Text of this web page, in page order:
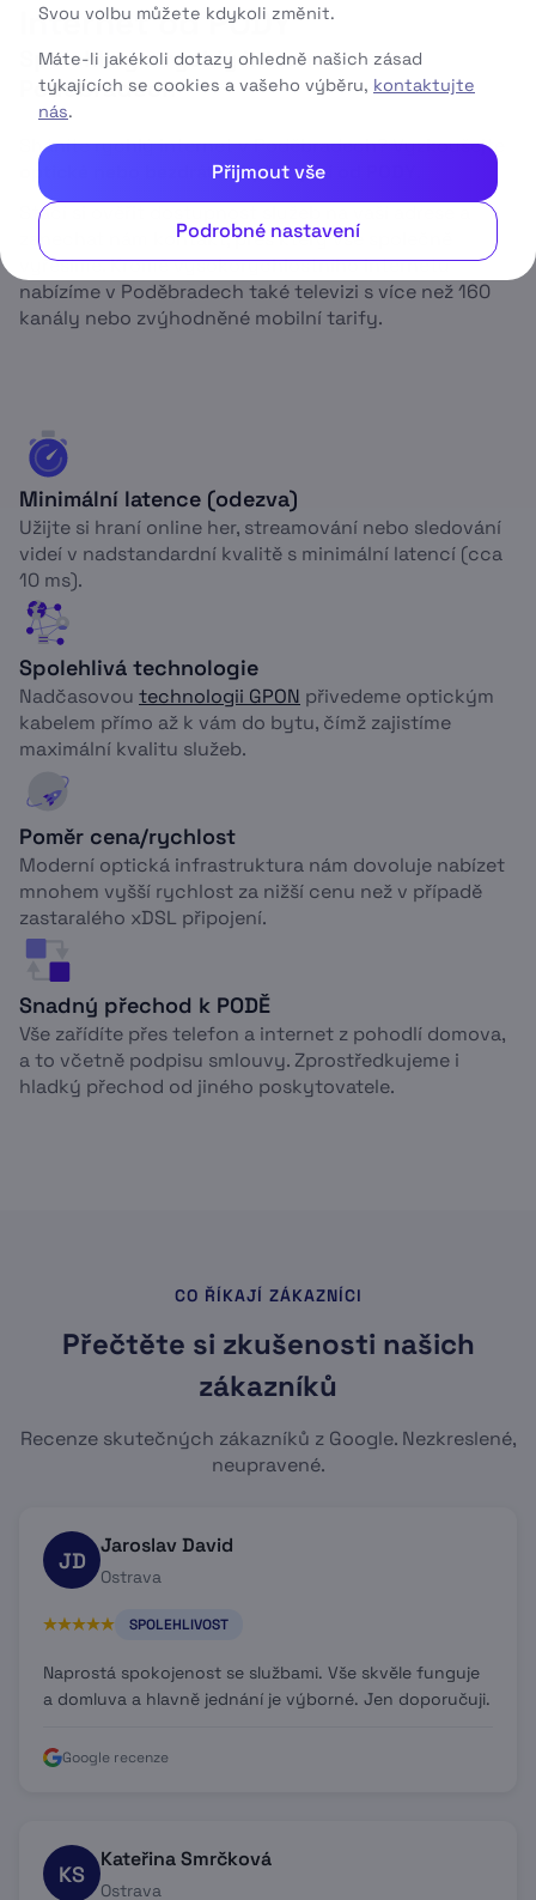
Internet od PODY
Spolehlivý a rychlý internet v
Poděbradech
Sháníte rychlý internet v Poděbradech? Vyzkoušejte
optické nebo bezdrátové připojení od PODY
Stačí si ověřit dostupnost služeb na vaší adrese a
zanechat nám kontakt, přes který vše společně
vyřešíme. Kromě vysokorychlostního internetu
nabízíme v Poděbradech také televizi s více než 160
kanály nebo zvýhodněné mobilní tarify.
Minimální latence (odezva)
Užijte si hraní online her, streamování nebo sledování
videí v nadstandardní kvalitě s minimální latencí (cca
10 ms).
Spolehlivá technologie
Nadčasovou technologii GPON přivedeme optickým
kabelem přímo až k vám do bytu, čímž zajistíme
maximální kvalitu služeb.
Poměr cena/rychlost
Moderní optická infrastruktura nám dovoluje nabízet
mnohem vyšší rychlost za nižší cenu než v případě
zastaralého xDSL připojení.
Snadný přechod k PODĚ
Vše zařídíte přes telefon a internet z pohodlí domova,
a to včetně podpisu smlouvy. Zprostředkujeme i
hladký přechod od jiného poskytovatele.
CO ŘÍKAJÍ ZÁKAZNÍCI
Přečtěte si zkušenosti našich
zákazníků
Recenze skutečných zákazníků z Google. Nezkreslené,
neupravené.
JD
Jaroslav David
Ostrava
SPOLEHLIVOST
Naprostá spokojenost se službami. Vše skvěle funguje
a domluva a hlavně jednání je výborné. Jen doporučuji.
Google recenze
KS
Kateřina Smrčková
Ostrava
Svou volbu můžete kdykoli změnit.
Máte-li jakékoli dotazy ohledně našich zásad
týkajících se cookies a vašeho výběru, kontaktujte
nás.
Přijmout vše
Podrobné nastavení